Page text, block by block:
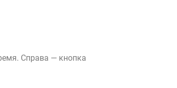
Справа — кнопка